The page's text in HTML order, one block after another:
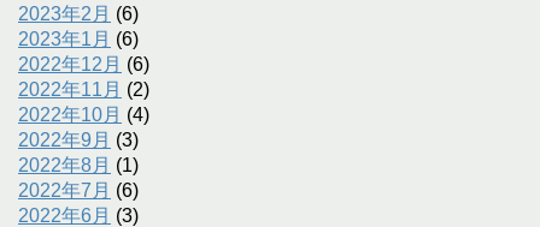
2023年2月 (6)
2023年1月 (6)
2022年12月 (6)
2022年11月 (2)
2022年10月 (4)
2022年9月 (3)
2022年8月 (1)
2022年7月 (6)
2022年6月 (3)